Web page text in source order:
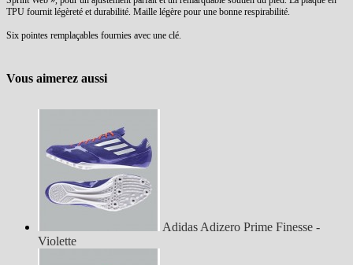
TPU fournit légèreté et durabilité. Maille légère pour une bonne respirabilité.
Six pointes remplaçables fournies avec une clé.
Vous aimerez aussi
Adidas Adizero Prime Finesse -
Violette